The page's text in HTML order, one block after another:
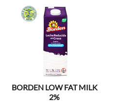
BORDEN LOW FAT MILK
2%